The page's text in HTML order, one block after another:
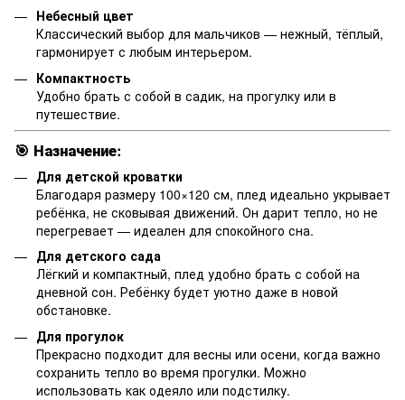
Небесный цвет
Классический выбор для мальчиков — нежный, тёплый,
гармонирует с любым интерьером.
Компактность
Удобно брать с собой в садик, на прогулку или в
путешествие.
🎯 Назначение:
Для детской кроватки
Благодаря размеру 100×120 см, плед идеально укрывает
ребёнка, не сковывая движений. Он дарит тепло, но не
перегревает — идеален для спокойного сна.
Для детского сада
Лёгкий и компактный, плед удобно брать с собой на
дневной сон. Ребёнку будет уютно даже в новой
обстановке.
Для прогулок
Прекрасно подходит для весны или осени, когда важно
сохранить тепло во время прогулки. Можно
использовать как одеяло или подстилку.